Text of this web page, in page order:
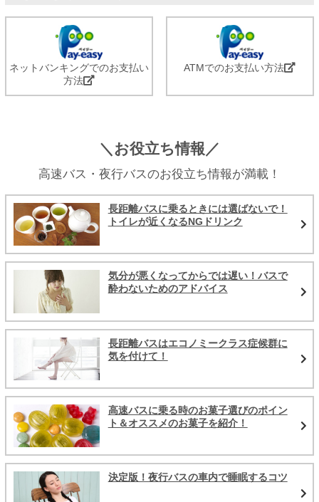
ネットバンキングでのお支払い
方法
ATMでのお支払い方法
＼お役立ち情報／
高速バス・夜行バスのお役立ち情報が満載！
長距離バスに乗るときには選ばないで！
トイレが近くなるNGドリンク
気分が悪くなってからでは遅い！バスで
酔わないためのアドバイス
長距離バスはエコノミークラス症候群に
気を付けて！
高速バスに乗る時のお菓子選びのポイン
ト＆オススメのお菓子を紹介！
決定版！夜行バスの車内で睡眠するコツ